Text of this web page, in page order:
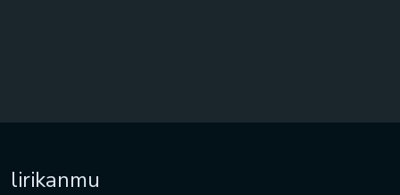
lirikanmu